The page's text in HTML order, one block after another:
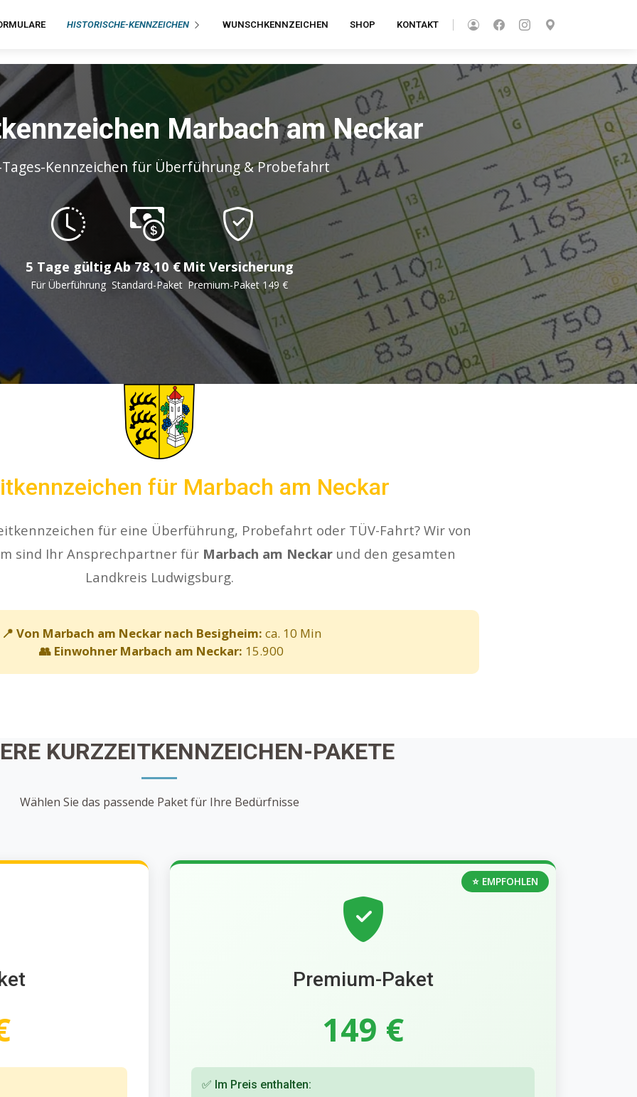
HISTORISCHE-KENNZEICHEN WUNSCHKENNZEICHEN SHOP KONTAKT
Marbach am Neckar
Kennzeichen für Überführung & Probefahrt
5 Tage gültig
Für Überführung
Ab 78,10 €
Standard-Paket
Mit Versicherung
Premium-Paket 149 €
für Marbach am Neckar
für eine Überführung, Probefahrt oder TÜV-Fahrt? Wir von
sind Ihr Ansprechpartner für Marbach am Neckar und den gesamten
Landkreis Ludwigsburg.
📍 Von Marbach am Neckar nach Besigheim: ca. 10 Min
👥 Einwohner Marbach am Neckar: 15.900
KURZZEITKENNZEICHEN-PAKETE
Wählen Sie das passende Paket für Ihre Bedürfnisse
Premium-Paket
⭐ EMPFOHLEN
149 €
✅ Im Preis enthalten: